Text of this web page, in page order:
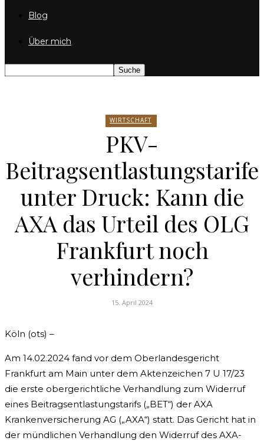
Blog
Über mich
WIRTSCHAFT
PKV-
Beitragsentlastungstarife
unter Druck: Kann die
AXA das Urteil des OLG
Frankfurt noch
verhindern?
15. April 2024
Köln (ots) –
Am 14.02.2024 fand vor dem Oberlandesgericht
Frankfurt am Main unter dem Aktenzeichen 7 U 17/23
die erste obergerichtliche Verhandlung zum Widerruf
eines Beitragsentlastungstarifs („BET“) der AXA
Krankenversicherung AG („AXA“) statt. Das Gericht hat in
der mündlichen Verhandlung den Widerruf des AXA-